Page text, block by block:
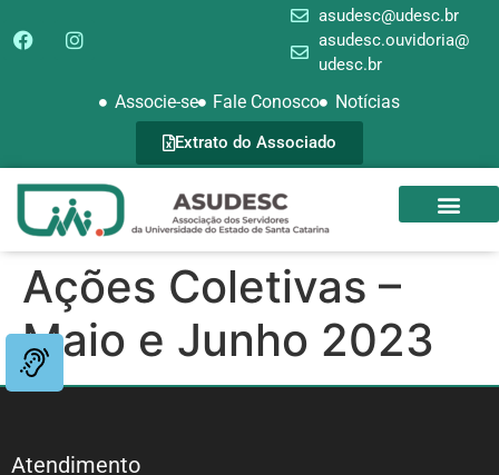
asudesc@udesc.br
asudesc.ouvidoria@
udesc.br
Associe-se Fale Conosco Notícias
Extrato do Associado
Ações Coletivas –
Maio e Junho 2023
Atendimento